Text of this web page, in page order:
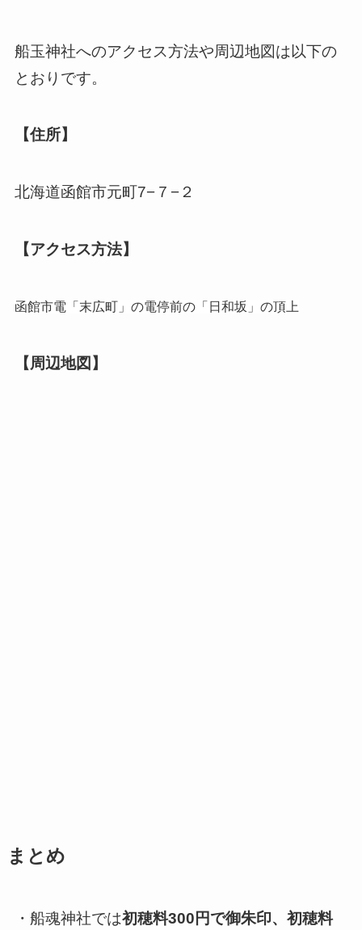
船玉神社へのアクセス方法や周辺地図は以下の
とおりです。
【住所】
北海道函館市元町7−７−２
【アクセス方法】
函館市電「末広町」の電停前の「日和坂」の頂上
【周辺地図】
まとめ
・船魂神社では初穂料300円で御朱印、初穂料